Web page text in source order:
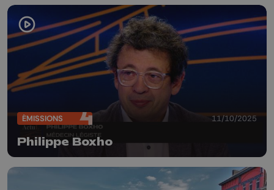
ÉMISSIONS 11/10/2025
Philippe Boxho